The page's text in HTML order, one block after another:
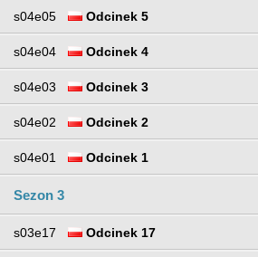
s04e05 Odcinek 5
s04e04 Odcinek 4
s04e03 Odcinek 3
s04e02 Odcinek 2
s04e01 Odcinek 1
Sezon 3
s03e17 Odcinek 17